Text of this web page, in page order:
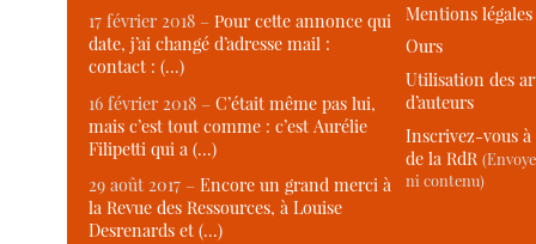
17 février 2018 –Pour cette annonce qui
date, j’ai changé d’adresse mail :
contact : (…)
16 février 2018 –C’était même pas lui,
mais c’est tout comme : c’est Aurélie
Filipetti qui a (…)
29 août 2017 –Encore un grand merci à
la Revue des Ressources, à Louise
Desrenards et (…)
Mentions légales
Ours
Utilisation des
d’auteurs
Inscrivez-vous
de la RdR
ni contenu)